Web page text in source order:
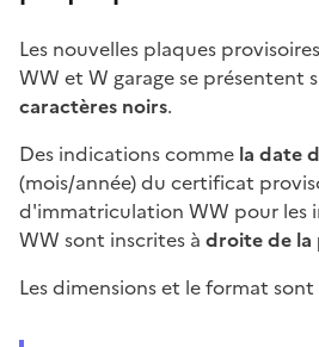
Les nouvelles plaques
WW et W garage se présentent
caractères noirs.
Des indications comme la date
(mois/année) du certificat
d'immatriculation WW pour les
WW sont inscrites à droite de la
Les dimensions et le format sont